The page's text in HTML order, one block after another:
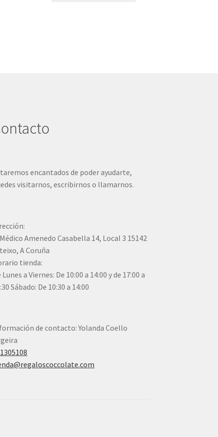
encantados de poder ayudarte,
visitarnos, escribirnos o llamarnos.
Amenedo Casabella 14, Local 3 15142
A Coruña
tienda:
Lunes a Viernes: De 10:00 a 14:00 y de 17:00 a
Sábado: De 10:30 a 14:00
de contacto: Yolanda Coello